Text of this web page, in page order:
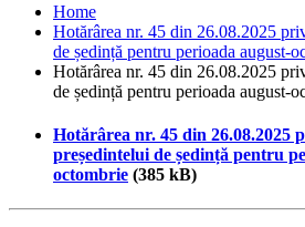
Home
Hotărârea nr. 45 din 26.08.2025
de ședință pentru perioada august-
Hotărârea nr. 45 din 26.08.2025
de ședință pentru perioada august-
Hotărârea nr. 45 din 26.08.2025
președintelui de ședință pentru
octombrie (385 kB)